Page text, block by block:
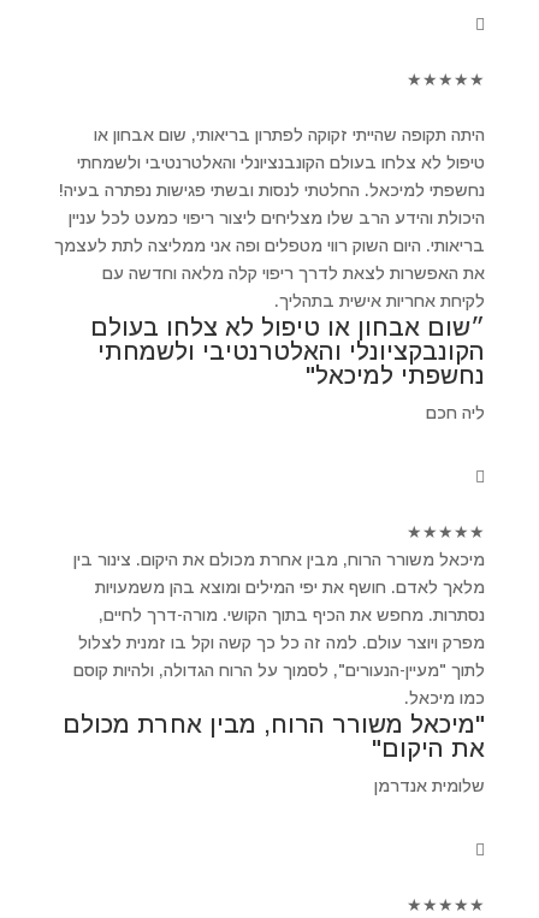
★
★
★
★
★
היתה תקופה שהייתי זקוקה לפתרון בריאותי, שום אבחון או
טיפול לא צלחו בעולם הקונבנציונלי והאלטרנטיבי ולשמחתי
נחשפתי למיכאל. החלטתי לנסות ובשתי פגישות נפתרה בעיה!
היכולת והידע הרב שלו מצליחים ליצור ריפוי כמעט לכל עניין
בריאותי. היום השוק רווי מטפלים ופה אני ממליצה לתת לעצמך
את האפשרות לצאת לדרך ריפוי קלה מלאה וחדשה עם
לקיחת אחריות אישית בתהליך.
״שום אבחון או טיפול לא צלחו בעולם
הקונבקציונלי והאלטרנטיבי ולשמחתי
נחשפתי למיכאל"
ליה חכם
★
★
★
★
★
מיכאל משורר הרוח, מבין אחרת מכולם את היקום. צינור בין
מלאך לאדם. חושף את יפי המילים ומוצא בהן משמעויות
נסתרות. מחפש את הכיף בתוך הקושי. מורה-דרך לחיים,
מפרק ויוצר עולם. למה זה כל כך קשה וקל בו זמנית לצלול
לתוך "מעיין-הנעורים", לסמוך על הרוח הגדולה, ולהיות קוסם
כמו מיכאל.
"מיכאל משורר הרוח, מבין אחרת מכולם
את היקום"
שלומית אנדרמן
★
★
★
★
★